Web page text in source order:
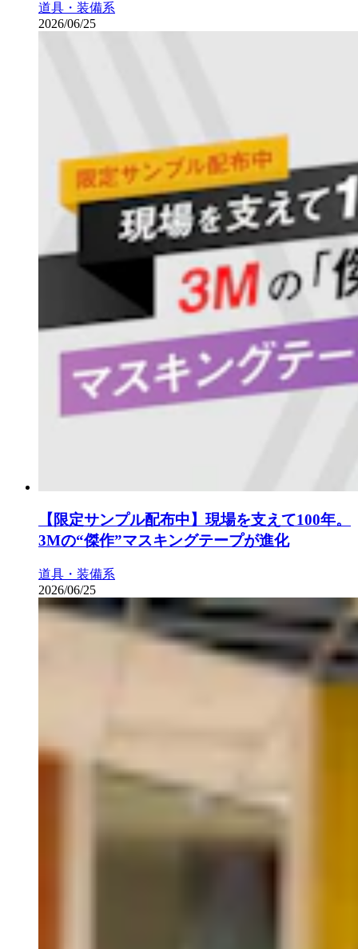
道具・装備系
2026/06/25
【限定サンプル配布中】現場を支えて100年。
3Mの“傑作”マスキングテープが進化
道具・装備系
2026/06/25